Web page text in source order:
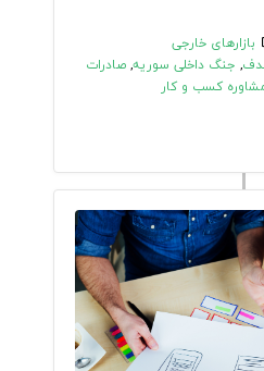
بازارهای خارجی
هدف, جنگ داخلی سوریه,صادرات
کسب و کار